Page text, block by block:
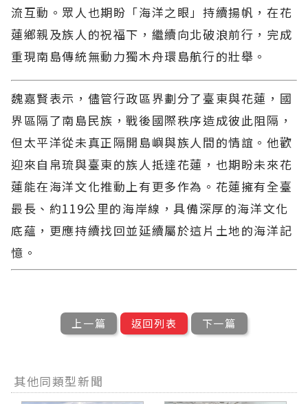
流互動。眾人也期盼「海洋之眼」持續揚帆，在花
蓮鄉親及族人的祝福下，繼續向北破浪前行，完成
重現南島傳統無動力獨木舟環島航行的壯舉。
魏嘉賢表示，儘管行政區界劃分了臺東與花蓮，國
界區隔了南島民族，戰後國際秩序造成彼此阻隔，
但太平洋從未真正隔開島嶼與族人間的情誼。他歡
迎來自帛琉與臺東的族人抵達花蓮，也期盼未來花
蓮能在海洋文化推動上有更多作為。花蓮擁有全臺
最長、約119公里的海岸線，具備深厚的海洋文化
底蘊，更應持續找回並延續屬於這片土地的海洋記
憶。
上一篇 返回列表 下一篇
其他同類型新聞